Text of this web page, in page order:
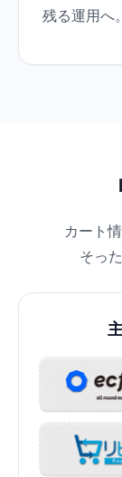
残る運用へ。
カート
そっ